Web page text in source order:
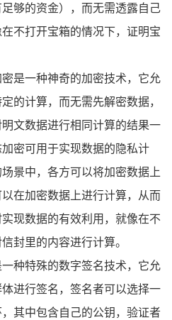
够的资金），而无需透露自己
不打开宝箱的情况下，证明宝
密是一种神奇的加密技术，它允
的计算，而无需先解密数据，
文数据进行相同计算的结果一
密可用于实现数据的隐私计
景中，各方可以将加密数据上
在加密数据上进行计算，从而
现数据的有效利用，就像在不
封里的内容进行计算。
一种特殊的数字签名技术，它允
进行签名，签名者可以选择一
其中包含自己的公钥，验证者